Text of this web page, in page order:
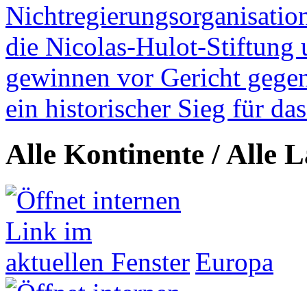
die Nicolas-Hulot-Stiftung
gewinnen vor Gericht
ein historischer Sieg für
Alle Kontinente / Alle
Europa